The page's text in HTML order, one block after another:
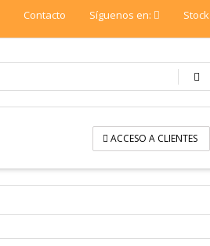
Contacto Síguenos en: Stock
ACCESO A CLIENTES